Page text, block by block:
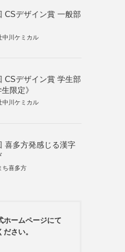
CSデザイン賞 一般部
中川ケミカル
CSデザイン賞 学生部
限定》
中川ケミカル
喜多方発感じる漢字
ち喜多方
ホームページにて
さい。